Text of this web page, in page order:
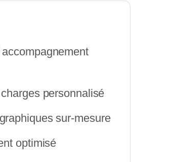
personnalisé
sur-mesure
optimisé